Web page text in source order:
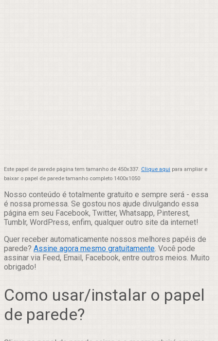
Este papel de parede página tem tamanho de 450x337. Clique aqui para ampliar e
baixar o papel de parede tamanho completo 1400x1050
Nosso conteúdo é totalmente gratuito e sempre será - essa
é nossa promessa. Se gostou nos ajude divulgando essa
página em seu Facebook, Twitter, Whatsapp, Pinterest,
Tumblr, WordPress, enfim, qualquer outro site da internet!
Quer receber automaticamente nossos melhores papéis de
parede? Assine agora mesmo gratuitamente. Você pode
assinar via Feed, Email, Facebook, entre outros meios. Muito
obrigado!
Como usar/instalar o papel
de parede?